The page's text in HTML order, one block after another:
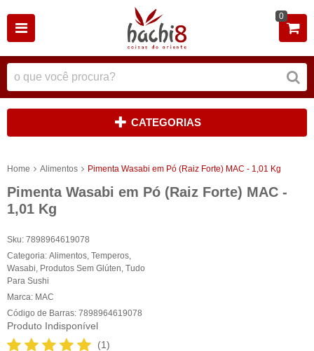
0
CATEGORIAS
Home Alimentos Pimenta Wasabi em Pó (Raiz Forte) MAC - 1,01 Kg
Pimenta Wasabi em Pó (Raiz Forte) MAC -
1,01 Kg
Sku: 7898964619078
Categoria: Alimentos Temperos
Wasabi Produtos Sem Glúten Tudo
Para Sushi
Marca: MAC
Código de Barras: 7898964619078
Produto Indisponível
(1)